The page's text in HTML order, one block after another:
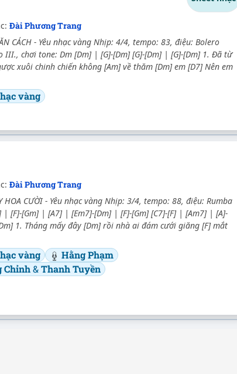
Đài Phương Trang
CÁCH - Yêu nhạc vàng Nhịp: 4/4, tempo: 83, điệu: Bolero
III., chơi tone: Dm [Dm] | [G]-[Dm] [G]-[Dm] | [G]-[Dm] 1. Đã từ
xuôi chinh chiến không [Am] về thăm [Dm] em [D7] Nên em
vàng
Đài Phương Trang
HOA CƯỜI - Yêu nhạc vàng Nhịp: 3/4, tempo: 88, điệu: Rumba
| [F]-[Gm] | [A7] | [Em7]-[Dm] | [F]-[Gm] [C7]-[F] | [Am7] | [A]-
1. Tháng mấy đây [Dm] rồi nhà ai đám cưới giăng [F] mắt
vàng
Hằng Phạm
Chỉnh&Thanh Tuyền